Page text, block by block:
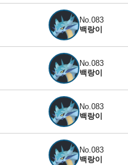
No.083
백랑이
No.083
백랑이
No.083
백랑이
No.083
백랑이